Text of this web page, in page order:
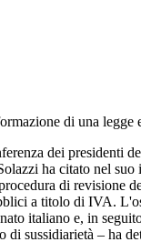
di una legge
dei presidenti
ha citato nel
di revisione
a titolo di IVA.
italiano e, in
sussidiarietà – ha